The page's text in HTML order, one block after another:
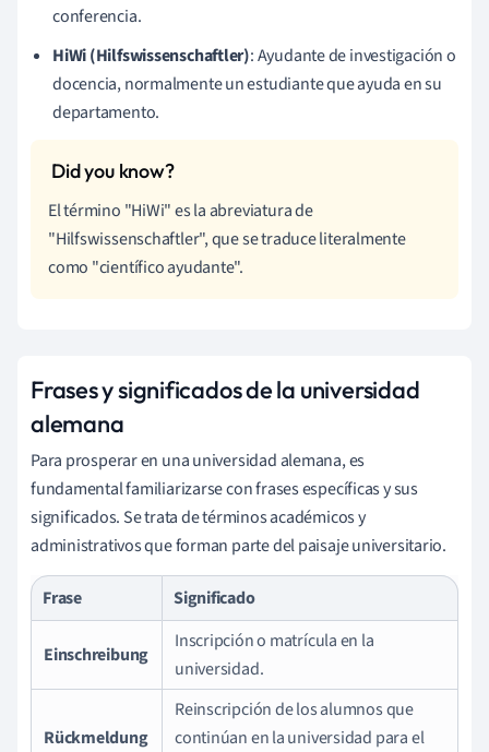
conferencia.
HiWi (Hilfswissenschaftler): Ayudante de investigación o
docencia, normalmente un estudiante que ayuda en su
departamento.
El término "HiWi" es la abreviatura de
"Hilfswissenschaftler", que se traduce literalmente
como "científico ayudante".
Frases y significados de la universidad
alemana
Para prosperar en una universidad alemana, es
fundamental familiarizarse con frases específicas y sus
significados. Se trata de términos académicos y
administrativos que forman parte del paisaje universitario.
Frase Significado
Einschreibung
Inscripción o matrícula en la
universidad.
Rückmeldung
Reinscripción de los alumnos que
continúan en la universidad para el